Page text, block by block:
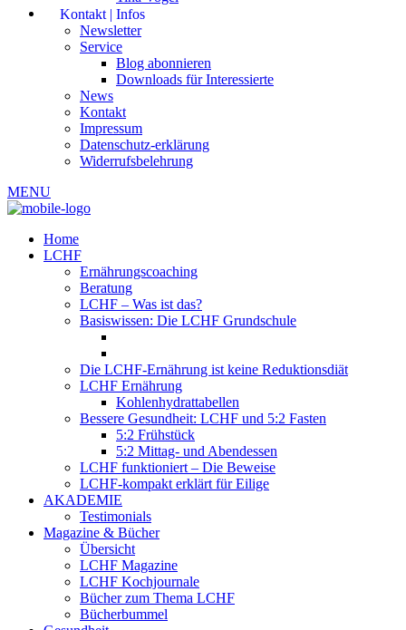
Kontakt | Infos
Newsletter
Service
Blog abonnieren
Downloads für Interessierte
News
Kontakt
Impressum
Datenschutz-erklärung
Widerrufsbelehrung
MENU
Home
LCHF
Ernährungscoaching
Beratung
LCHF – Was ist das?
Basiswissen: Die LCHF Grundschule
Die LCHF-Ernährung ist keine Reduktionsdiät
LCHF Ernährung
Kohlenhydrattabellen
Bessere Gesundheit: LCHF und 5:2 Fasten
5:2 Frühstück
5:2 Mittag- und Abendessen
LCHF funktioniert – Die Beweise
LCHF-kompakt erklärt für Eilige
AKADEMIE
Testimonials
Magazine & Bücher
Übersicht
LCHF Magazine
LCHF Kochjournale
Bücher zum Thema LCHF
Bücherbummel